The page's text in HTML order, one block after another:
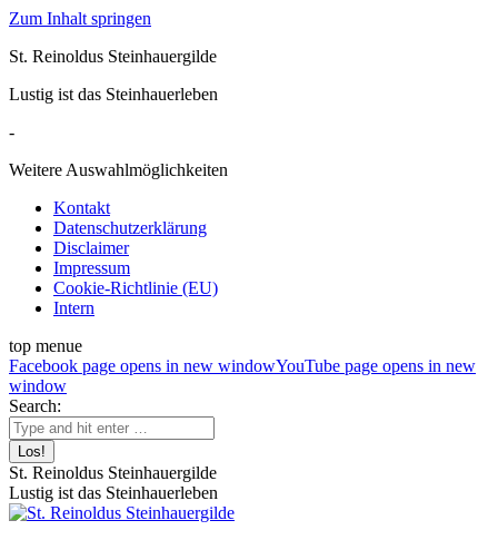
Zum Inhalt springen
St. Reinoldus Steinhauergilde
Lustig ist das Steinhauerleben
-
Weitere Auswahlmöglichkeiten
Kontakt
Datenschutzerklärung
Disclaimer
Impressum
Cookie-Richtlinie (EU)
Intern
top menue
Facebook page opens in new windowYouTube page opens in new
window
Search:
St. Reinoldus Steinhauergilde
Lustig ist das Steinhauerleben